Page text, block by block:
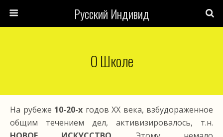
Русский Индивид
О Школе
На рубеже 10-20-х годов ХХ века, взбудораженное
общим течением дел, активизировалось, т.н.